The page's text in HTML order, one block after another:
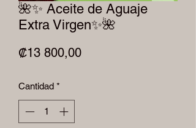
🌺✨ Aceite de Aguaje
Extra Virgen✨🌺
₡13 800,00Precio
Cantidad *